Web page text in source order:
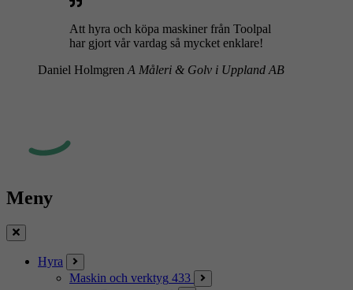
Att hyra och köpa maskiner från Toolpal
har gjort vår vardag så mycket enklare!
Daniel Holmgren A Måleri & Golv i Uppland AB
Meny
Stäng
Hyra
Maskin och verktyg 433